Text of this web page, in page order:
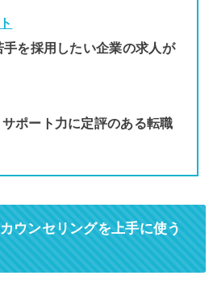
を採用したい企業の求人が
ポート力に定評のある転職
ウンセリングを上手に使う